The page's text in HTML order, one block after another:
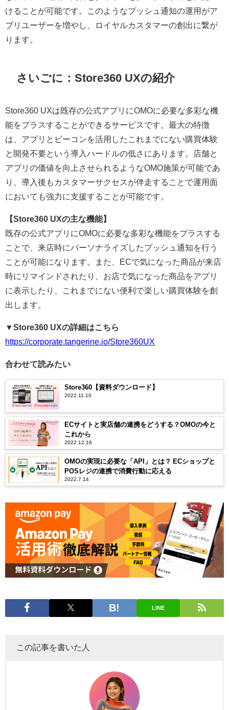
けることが可能です。このようなプッシュ通知の運用がア
プリユーザーを増やし、ロイヤルカスタマーの創出に繋が
ります。
さいごに：Store360 UXの紹介
Store360 UXは既存の公式アプリにOMOに必要な多彩な機
能をプラスすることができるサービスです。最大の特徴
は、アプリとビーコンを活用したこれまでにない購買体験
と開発不要という導入ハードルの低さにあります。店舗と
アプリの価値を向上させられるようなOMO施策が可能であ
り、導入後もカスタマーサクセスが伴走することで運用面
においても強力に支援することが可能です。
【Store360 UXの主な機能】
既存の公式アプリにOMOに必要な多彩な機能をプラスする
ことで、来店時にパーソナライズしたプッシュ通知を行う
ことが可能になります。また、ECで気になった商品が来店
時にリマインドされたり、お店で気になった商品をアプリ
に表示したり、これまでにない便利で楽しい購買体験を創
出します。
▼Store360 UXの詳細はこちら
https://corporate.tangerine.io/Store360UX
合わせて読みたい
Store360【資料ダウンロード】
2022.11.10
ECサイトと実店舗の連携をどうする？OMOの今と
これから
2022.12.16
OMOの実現に必要な「API」とは？ ECショップと
POSレジの連携で消費行動に応える
2022.7.14
LINE
この記事を書いた人